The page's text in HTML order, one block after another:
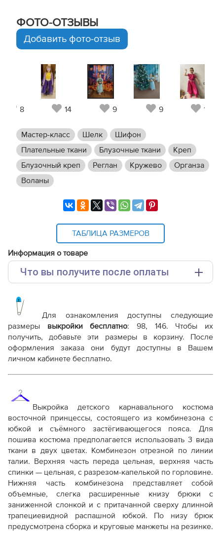
ФОТО-ОТЗЫВЫ
Добавить фото-отзыв
8 14 9 9 15
Мастер-класс Шелк
Шифон
Плательные ткани
Блузочные ткани
Креп
Блузочный креп
Реглан Кружево
Органза
Воланы
ТАБЛИЦА РАЗМЕРОВ
Информация о товаре
Что вы получите после оплаты
Выкройка PDF для печати на принтере A4 или
плоттере A0 с шириной печати 810мм в зависимости
от выбора формата
Инструкция-костюм-Восточная-Принцесса.pdf
Дополнительные файлы:
Терминология машинных работ
Дополнение к технологии пошива
Как распечатывать выкройки
Как скорректировать готовую выкройку по росту
Для ознакомления доступны следующие
размеры
выкройки бесплатно:98, 146. Чтобы их
получить, добавьте эти размеры в корзину. После
оформления заказа они будут доступны в Вашем
личном кабинете бесплатно.
Выкройка детского карнавального костюма
восточной принцессы, состоящего из комбинезона с
юбкой и съёмного застёгивающегося пояса. Для
пошива костюма предполагается использовать 3 вида
ткани в двух цветах. Комбинезон отрезной по линии
талии. Верхняя часть переда цельная, верхняя часть
спинки — цельная, с разрезом-капелькой по горловине.
Нижняя часть комбинезона представляет собой
объемные, слегка расширенные книзу брюки с
заниженной слонкой и с притачанной сверху длинной
трапециевидной распашной юбкой. По низу брюк
предусмотрена сборка и круговые манжеты на резинке.